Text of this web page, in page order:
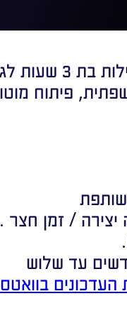
עד 3 שנים.
פיתוח
עד שלוש
העדכונים